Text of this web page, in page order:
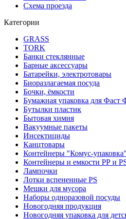
Схема проезда
Категории
GRASS
TORK
Банки стеклянные
Барные аксессуары
Батарейки, электротовары
Биоразлагаемая посуда
Бочки, ёмкости
Бумажная упаковка для Фаст
Бутылки пластик
Бытовая химия
Вакуумные пакеты
Инсектициды
Канцтовары
Контейнеры "Комус-упаковка"
Контейнеры и емкости РР и
Лампочки
Лотки вспененные PS
Мешки для мусора
Наборы одноразовой посуды
Новогодняя продукция
Новогодняя упаковка для